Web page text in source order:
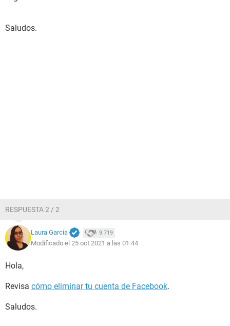
Saludos.
RESPUESTA 2 / 2
Laura García 9.719
Modificado el 25 oct 2021 a las 01:44
Hola,
Revisa cómo eliminar tu cuenta de Facebook.
Saludos.